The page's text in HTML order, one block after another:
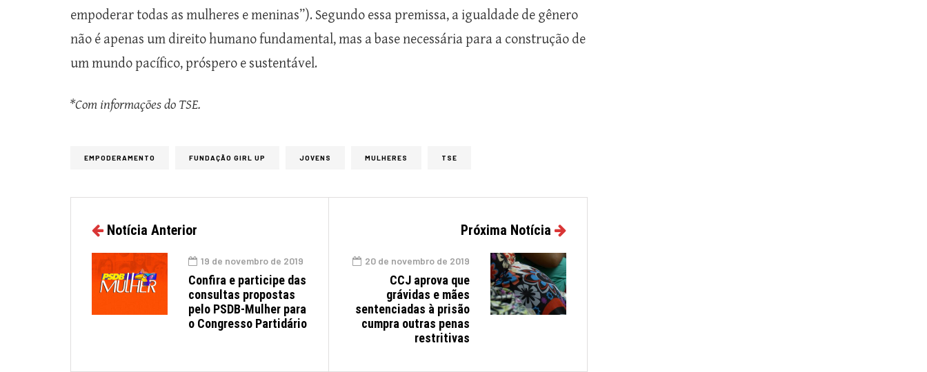
empoderar todas as mulheres e meninas”). Segundo essa premissa, a igualdade de gênero
não é apenas um direito humano fundamental, mas a base necessária para a construção de
um mundo pacífico, próspero e sustentável.
*Com informações do TSE.
EMPODERAMENTO FUNDAÇÃO GIRL UP JOVENS MULHERES TSE
Notícia Anterior
19 de novembro de 2019
Confira e participe das
consultas propostas
pelo PSDB-Mulher para
o Congresso Partidário
Próxima Notícia
20 de novembro de 2019
CCJ aprova que
grávidas e mães
sentenciadas à prisão
cumpra outras penas
restritivas